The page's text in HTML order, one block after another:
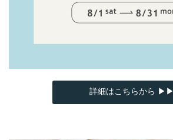
詳細はこちらから ▶▶